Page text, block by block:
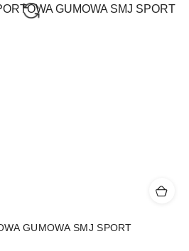
GUMOWA SMJ SPORT